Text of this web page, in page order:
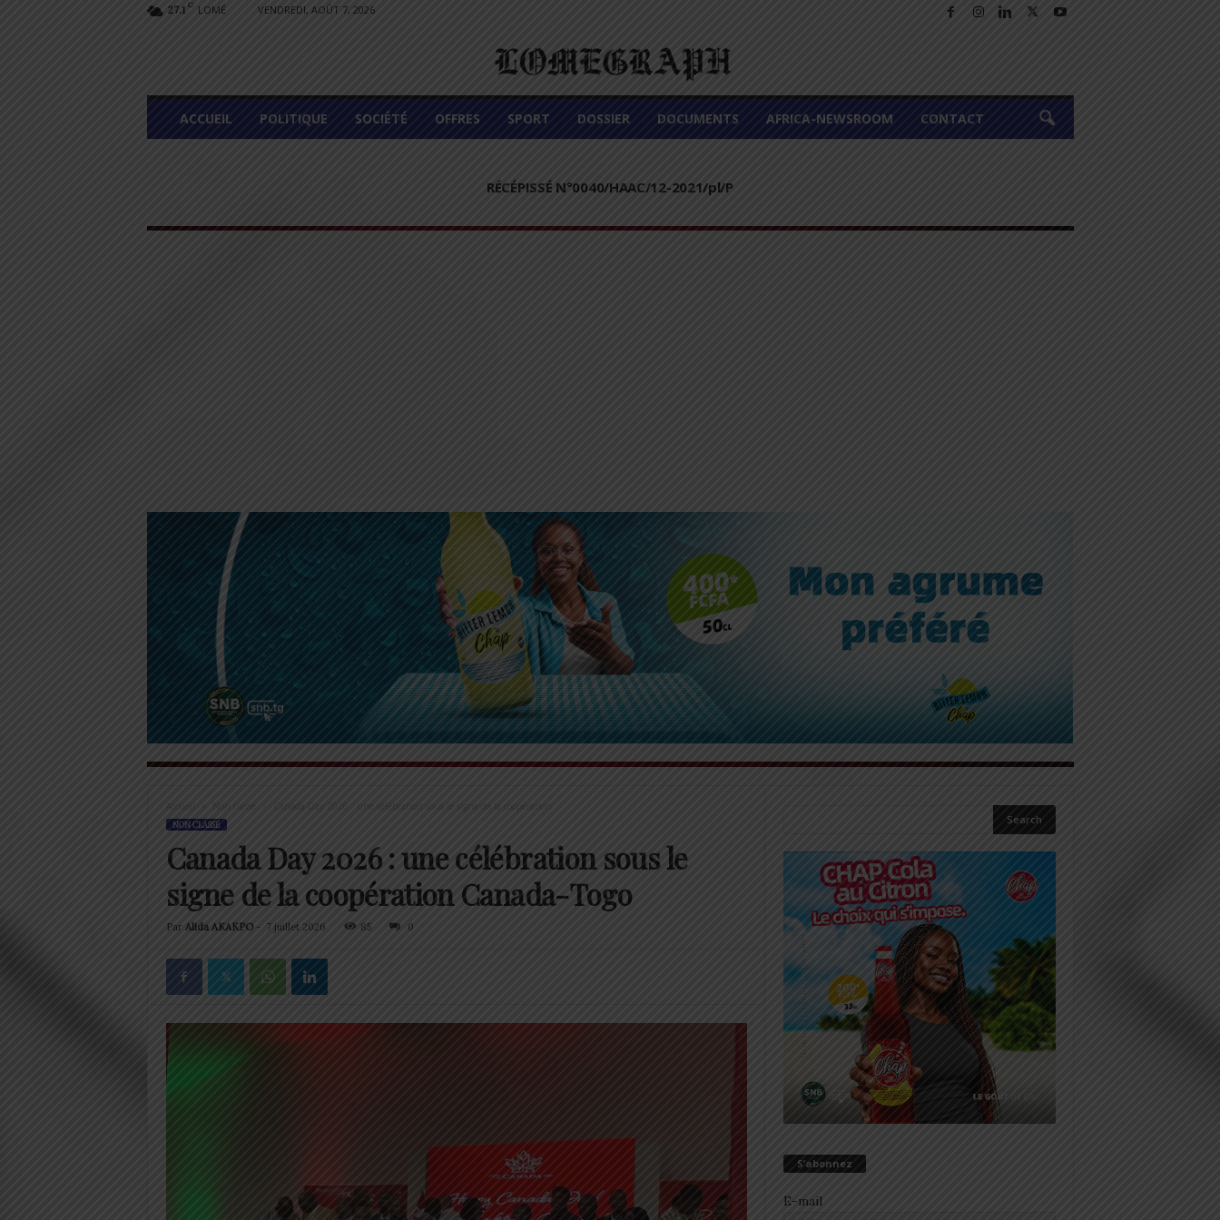
27.1 C LOMÉ VENDREDI, AOÛT 7, 2026
L
M
ACCUEIL POLITIQUE SOCIÉTÉ OFFRES SPORT DOSSIER DOCUMENTS AFRICA-NEWSROOM CONTACT
RÉCÉPISSÉ N°0040/HAAC/12-2021/pl/P
Accueil Canada Day 2026 : une célébration sous le signe de la coopération...
NON CLASSÉ
Canada Day 2026 : une célébration sous le
signe de la coopération Canada-Togo
Par Alida AKAKPO- 7 juillet 2026 85 0
S’abonnez
E-mail